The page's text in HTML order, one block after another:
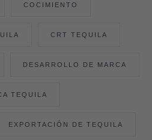
COCIMIENTO
CRT TEQUILA
DESARROLLO DE MARCA
TEQUILA
EXPORTACIÓN DE TEQUILA